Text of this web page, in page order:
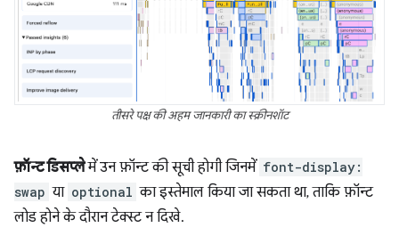
तीसरे पक्ष की अहम जानकारी का स्क्रीनशॉट
फ़ॉन्ट डिसप्लेमें उन फ़ॉन्ट की सूची होगी जिनमें font-display:
swap या optional का इस्तेमाल किया जा सकता था, ताकि फ़ॉन्ट
लोड होने के दौरान टेक्स्ट न दिखे.